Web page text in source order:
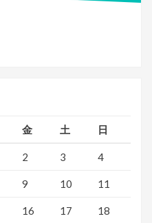
金 土 日
2 3 4
9 10 11
16 17 18